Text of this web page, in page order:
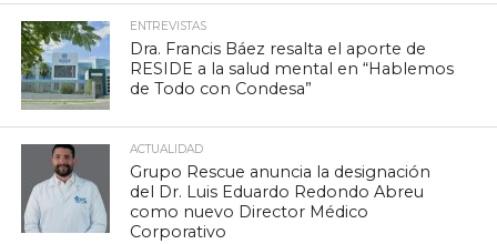
ENTREVISTAS
Dra. Francis Báez resalta el aporte de
RESIDE a la salud mental en “Hablemos
de Todo con Condesa”
ACTUALIDAD
Grupo Rescue anuncia la designación
del Dr. Luis Eduardo Redondo Abreu
como nuevo Director Médico
Corporativo